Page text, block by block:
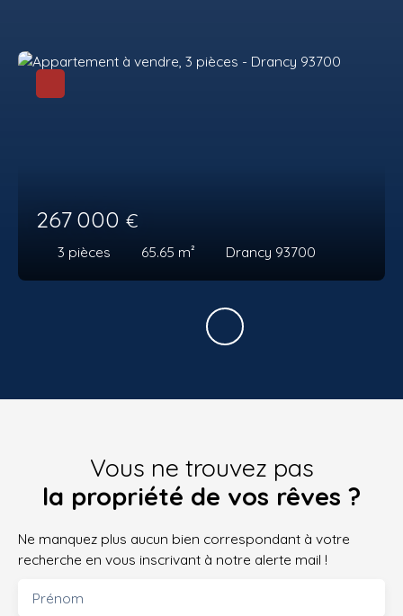
267 000 €
3 pièces 65.65 m² Drancy 93700
Vous ne trouvez pas
la propriété de vos rêves ?
Ne manquez plus aucun bien correspondant à votre
recherche en vous inscrivant à notre alerte mail !
Prénom